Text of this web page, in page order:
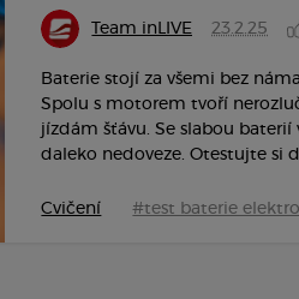
Team inLIVE 23.2.25
Baterie stojí za všemi bez
Spolu s motorem tvoří
jízdám šťávu. Se slabou
daleko nedoveze. Otestujte si
Cvičení #test baterie